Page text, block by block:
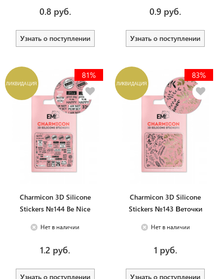
0.8 руб.
Узнать о поступлении
0.9 руб.
Узнать о поступлении
ЛИКВИДАЦИЯ
81%
Charmicon 3D Silicone
Stickers №144 Be Nice
Нет в наличии
1.2 руб.
Узнать о поступлении
ЛИКВИДАЦИЯ
83%
Charmicon 3D Silicone
Stickers №143 Веточки
Нет в наличии
1 руб.
Узнать о поступлении